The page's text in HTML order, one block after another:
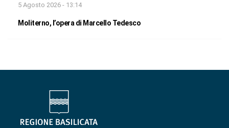
5 Agosto 2026 - 13:14
Moliterno, l’opera di Marcello Tedesco